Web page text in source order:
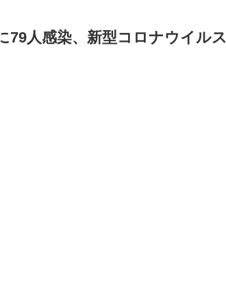
79人感染、新型コロナウイルス